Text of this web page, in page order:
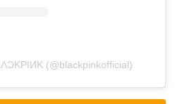
(@blackpinkofficial)